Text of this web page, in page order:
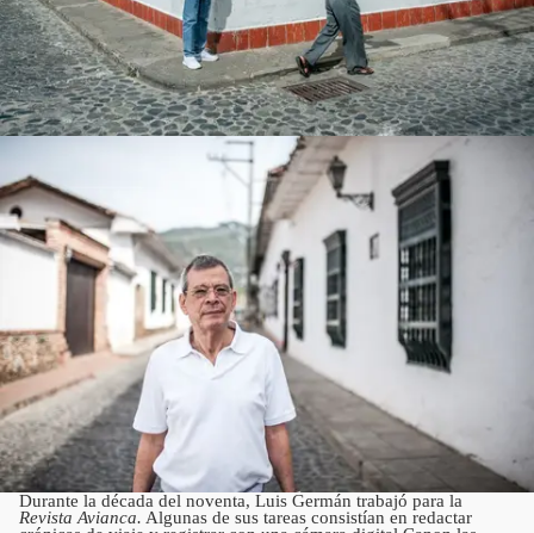
Durante la década del noventa, Luis Germán trabajó para la
Revista Avianca. Algunas de sus tareas consistían en redactar